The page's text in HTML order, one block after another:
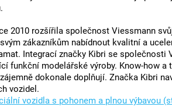
2010 rozšířila společnost Viessmann
zákazníkům nabídnout kvalitní a
Integrací značky Kibri se společnosti
funkční modelářské výroby. Know-how
dokonale doplňují. Značka Kibri
vozidel.
vozidla s pohonem a plnou výbavou